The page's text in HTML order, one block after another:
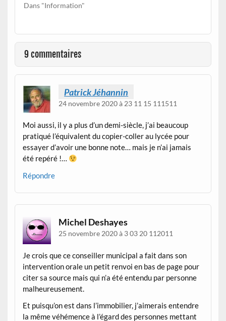
Dans "Information"
9 commentaires
Patrick Jéhannin
24 novembre 2020 à 23 11 15 111511
Moi aussi, il y a plus d’un demi-siècle, j’ai beaucoup
pratiqué l’équivalent du copier-coller au lycée pour
essayer d’avoir une bonne note… mais je n’ai jamais
été repéré !…
Répondre
Michel Deshayes
25 novembre 2020 à 3 03 20 112011
Je crois que ce conseiller municipal a fait dans son
intervention orale un petit renvoi en bas de page pour
citer sa source mais qui n’a été entendu par personne
malheureusement.
Et puisqu’on est dans l’immobilier, j’aimerais entendre
la même véhémence à l’égard des personnes mettant